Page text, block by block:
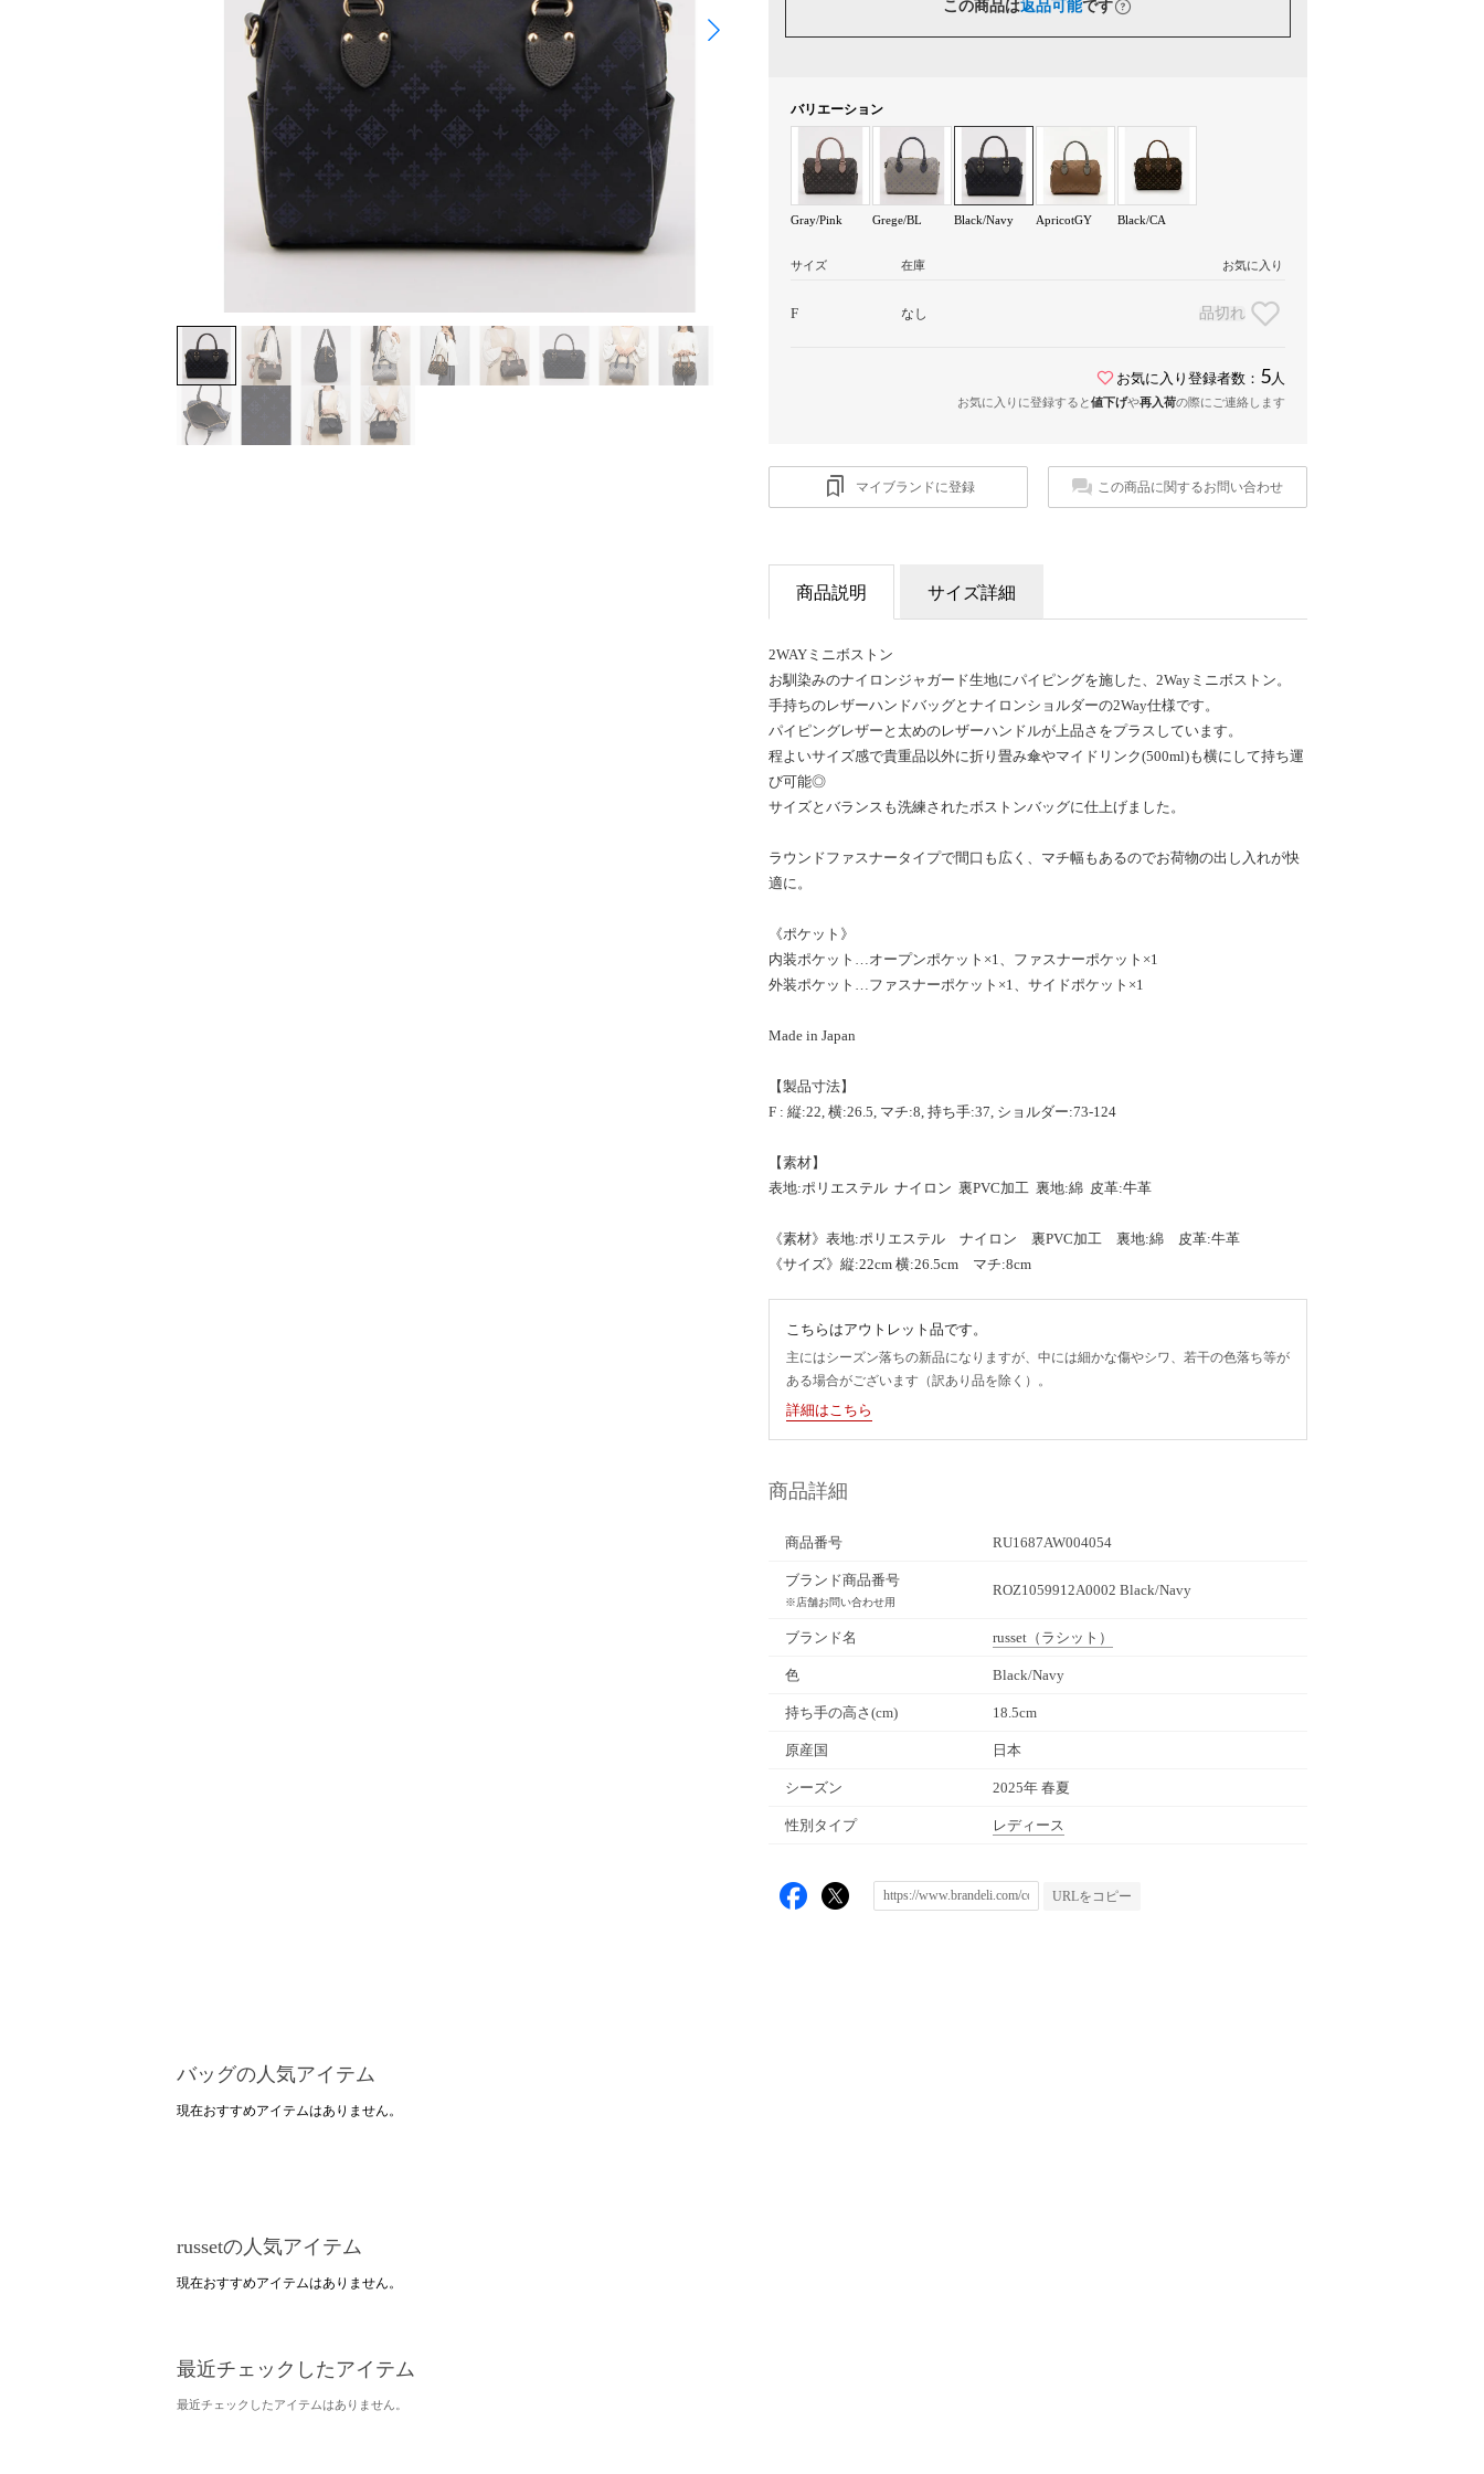
この商品は返品可能です
バリエーション
Gray/Pink Grege/BL Black/Navy ApricotGY Black/CA
サイズ 在庫 お気に入り
F なし 品切れ
お気に入り登録者数： 5 人
お気に入りに登録すると値下げや再入荷の際にご連絡します
マイブランドに登録 この商品に関するお問い合わせ
商品説明 サイズ詳細
2WAYミニボストン
お馴染みのナイロンジャガード生地にパイピングを施した、2Wayミニボストン。
手持ちのレザーハンドバッグとナイロンショルダーの2Way仕様です。
パイピングレザーと太めのレザーハンドルが上品さをプラスしています。
程よいサイズ感で貴重品以外に折り畳み傘やマイドリンク(500ml)も横にして持ち運
び可能◎
サイズとバランスも洗練されたボストンバッグに仕上げました。
ラウンドファスナータイプで間口も広く、マチ幅もあるのでお荷物の出し入れが快
適に。
《ポケット》
内装ポケット…オープンポケット×1、ファスナーポケット×1
外装ポケット…ファスナーポケット×1、サイドポケット×1
Made in Japan
【製品寸法】
F : 縦:22, 横:26.5, マチ:8, 持ち手:37, ショルダー:73-124
【素材】
表地:ポリエステル ナイロン 裏PVC加工 裏地:綿 皮革:牛革
《素材》表地:ポリエステル ナイロン 裏PVC加工 裏地:綿 皮革:牛革
《サイズ》縦:22cm 横:26.5cm マチ:8cm
こちらはアウトレット品です。
主にはシーズン落ちの新品になりますが、中には細かな傷やシワ、若干の色落ち等が
ある場合がございます（訳あり品を除く）。
詳細はこちら
商品詳細
商品番号 RU1687AW004054
ブランド商品番号
※店舗お問い合わせ用
ROZ1059912A0002 Black/Navy
ブランド名 russet （ラシット）
色 Black/Navy
持ち手の高さ(cm) 18.5cm
原産国 日本
シーズン 2025年 春夏
性別タイプ レディース
URLをコピー
バッグの人気アイテム
現在おすすめアイテムはありません。
russetの人気アイテム
現在おすすめアイテムはありません。
最近チェックしたアイテム
最近チェックしたアイテムはありません。